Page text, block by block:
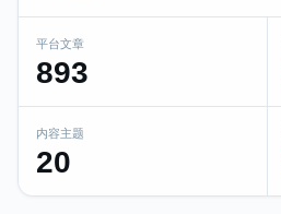
平台文章
893
内容主题
20